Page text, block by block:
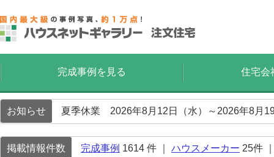
完成事例を見る 住宅会
お知らせ 夏季休業 2026年8月12日（水）～2026年8月
掲載情報件数 完成事例 1614 件 ｜ ハウスメーカー 25件